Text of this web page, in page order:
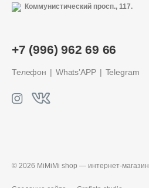
+7 (996) 962 69 66
Телефон Whats’APP Telegram
Коммунистический просп., 117.
© 2026 MiMiMi shop — интернет-магазин